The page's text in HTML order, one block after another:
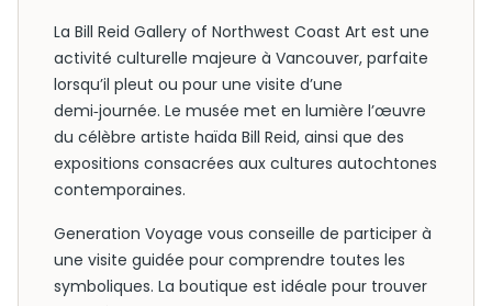
La Bill Reid Gallery of Northwest Coast Art est une
activité culturelle majeure à Vancouver, parfaite
lorsqu’il pleut ou pour une visite d’une
demi‑journée. Le musée met en lumière l’œuvre
du célèbre artiste haïda Bill Reid, ainsi que des
expositions consacrées aux cultures autochtones
contemporaines.
Generation Voyage vous conseille de participer à
une visite guidée pour comprendre toutes les
symboliques. La boutique est idéale pour trouver